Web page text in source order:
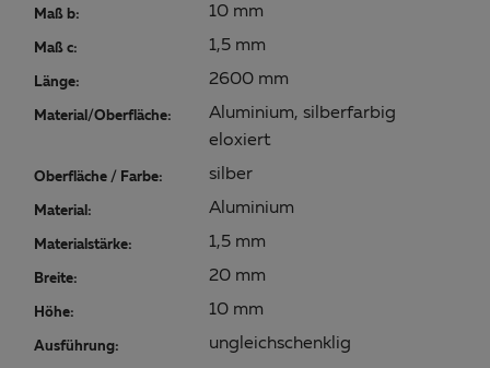
Maß b: 10 mm
Maß c: 1,5 mm
Länge: 2600 mm
Material/Oberfläche:
Aluminium, silberfarbig
eloxiert
Oberfläche / Farbe: silber
Material: Aluminium
Materialstärke: 1,5 mm
Breite: 20 mm
Höhe: 10 mm
Ausführung: ungleichschenklig